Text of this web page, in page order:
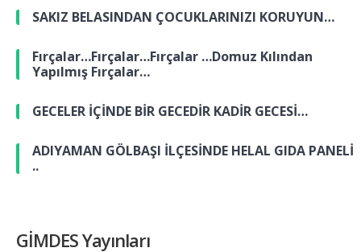
SAKIZ BELASINDAN ÇOCUKLARINIZI KORUYUN…
Fırçalar…Fırçalar…Fırçalar …Domuz Kılından
Yapılmış Fırçalar…
GECELER İÇİNDE BİR GECEDİR KADİR GECESİ…
ADIYAMAN GÖLBAŞI İLÇESİNDE HELAL GIDA PANELİ
..
GİMDES Yayınları